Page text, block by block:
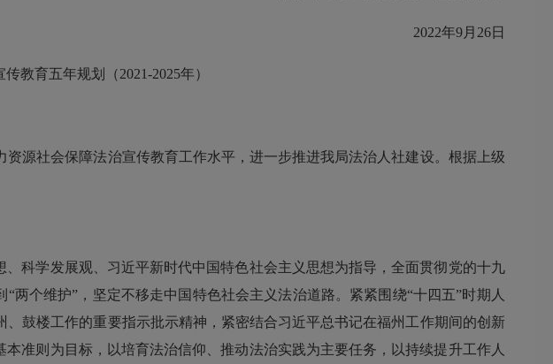
2022年9月26日
育五年规划（2021-2025年）
社会保障法治宣传教育工作水平，进一步推进我局法治人社建设。根据上级
学发展观、习近平新时代中国特色社会主义思想为指导，全面贯彻党的十九
两个维护”，坚定不移走中国特色社会主义法治道路。紧紧围绕“十四五”时期人
鼓楼工作的重要指示批示精神，紧密结合习近平总书记在福州工作期间的创新
准则为目标，以培育法治信仰、推动法治实践为主要任务，以持续提升工作人